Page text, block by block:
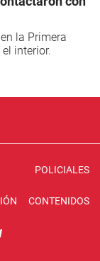
la Primera
interior.
POLICIALES
CONTENIDOS